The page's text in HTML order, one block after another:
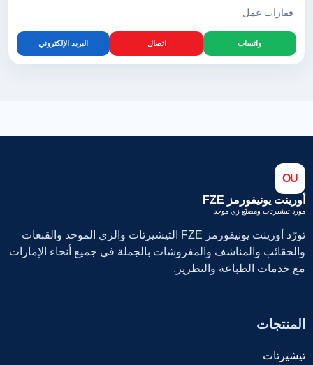
قفازات عمل
واتساب اتصال البريد الإلكتروني
OU
أورينت يونيفورمز FZE
مورد تيشيرتات ومصنّع زي موحد
تورّد أورينت يونيفورمز FZE التيشيرتات والزي الموحد والقبعات
والحقائب والمناشف والمفروشات بالجملة في جميع أنحاء الإمارات
مع خدمات الطباعة والتطريز.
المنتجات
تيشيرتات